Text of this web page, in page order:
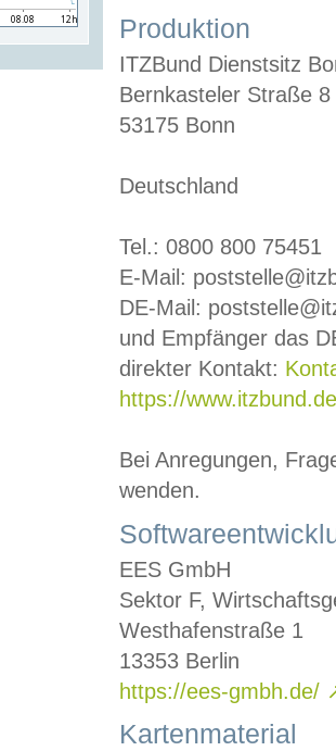
Produktion
ITZBund Dienstsitz
Bernkasteler Straße 8
53175 Bonn
Deutschland
Tel.: 0800 800 75451
E-Mail:
DE-Mail:
und Empfänger das
direkter Kontakt:
https://
Bei Anregungen,
wenden.
EES GmbH
Sektor F,
Westhafenstraße 1
13353 Berlin
https://ees-gmbh.de/
Kartenmaterial